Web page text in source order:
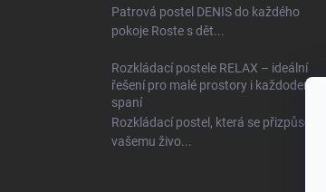
Patrová postel DENIS do každého
pokoje Roste s dět...
Rozkládací postele RELAX – ideální
řešení pro malé prostory i každodenní
spaní
Rozkládací postel, která se přizpůsobí
vašemu živo...